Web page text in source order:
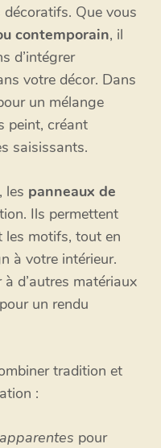
Que vous
contemporain, il
d’intégrer
votre décor. Dans
un mélange
peint, créant
saisissants.
les panneaux de
Ils permettent
les motifs, tout en
à votre intérieur.
d’autres matériaux
un rendu
tradition et
:
pour